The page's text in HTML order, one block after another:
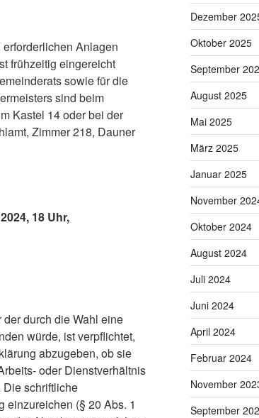
Anlagen
frühzeitig eingereicht
sowie für die
sind beim
Kastel 14 oder bei der
Zimmer 218, Dauner
18 Uhr,
durch die Wahl eine
würde, ist verpflichtet,
abzugeben, ob sie
oder Dienstverhältnis
Die schriftliche
einzureichen (§ 20 Abs. 1
Dezember
Oktober 2025
September
August 2025
Mai 2025
März 2025
Januar 2025
November
Oktober 2024
August 2024
Juli 2024
Juni 2024
April 2024
Februar 2024
November
September